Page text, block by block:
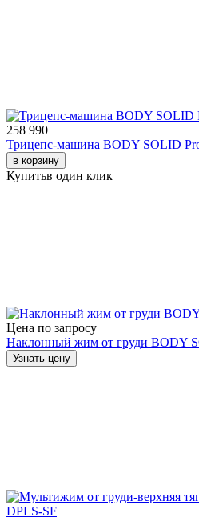
258 990
Трицепс-машина BODY SOLID
в корзину
Купитьв один клик
Цена по запросу
Наклонный жим от груди BODY
Узнать цену